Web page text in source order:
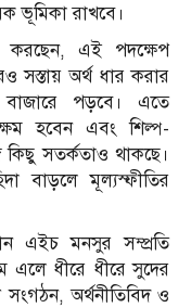
ভূমিকা রাখবে।
করছেন, এই পদক্ষেপ
সস্তায় অর্থ ধার করার
পড়বে। এতে
হবেন এবং শিল্প-
কিছু সতর্কতাও থাকছে।
বাড়লে মূল্যস্ফীতির
এইচ মনসুর সম্প্রতি
এলে ধীরে ধীরে সুদের
অর্থনীতিবিদ ও